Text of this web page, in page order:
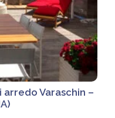
Varaschin –